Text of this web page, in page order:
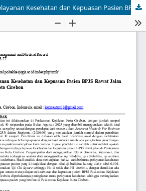
Hubungan Mutu Pelayanan Kesehatan dan Kepuasan Pasien BPJS Rawat Jalan Puskesmas Kejaksan Kota Cirebon